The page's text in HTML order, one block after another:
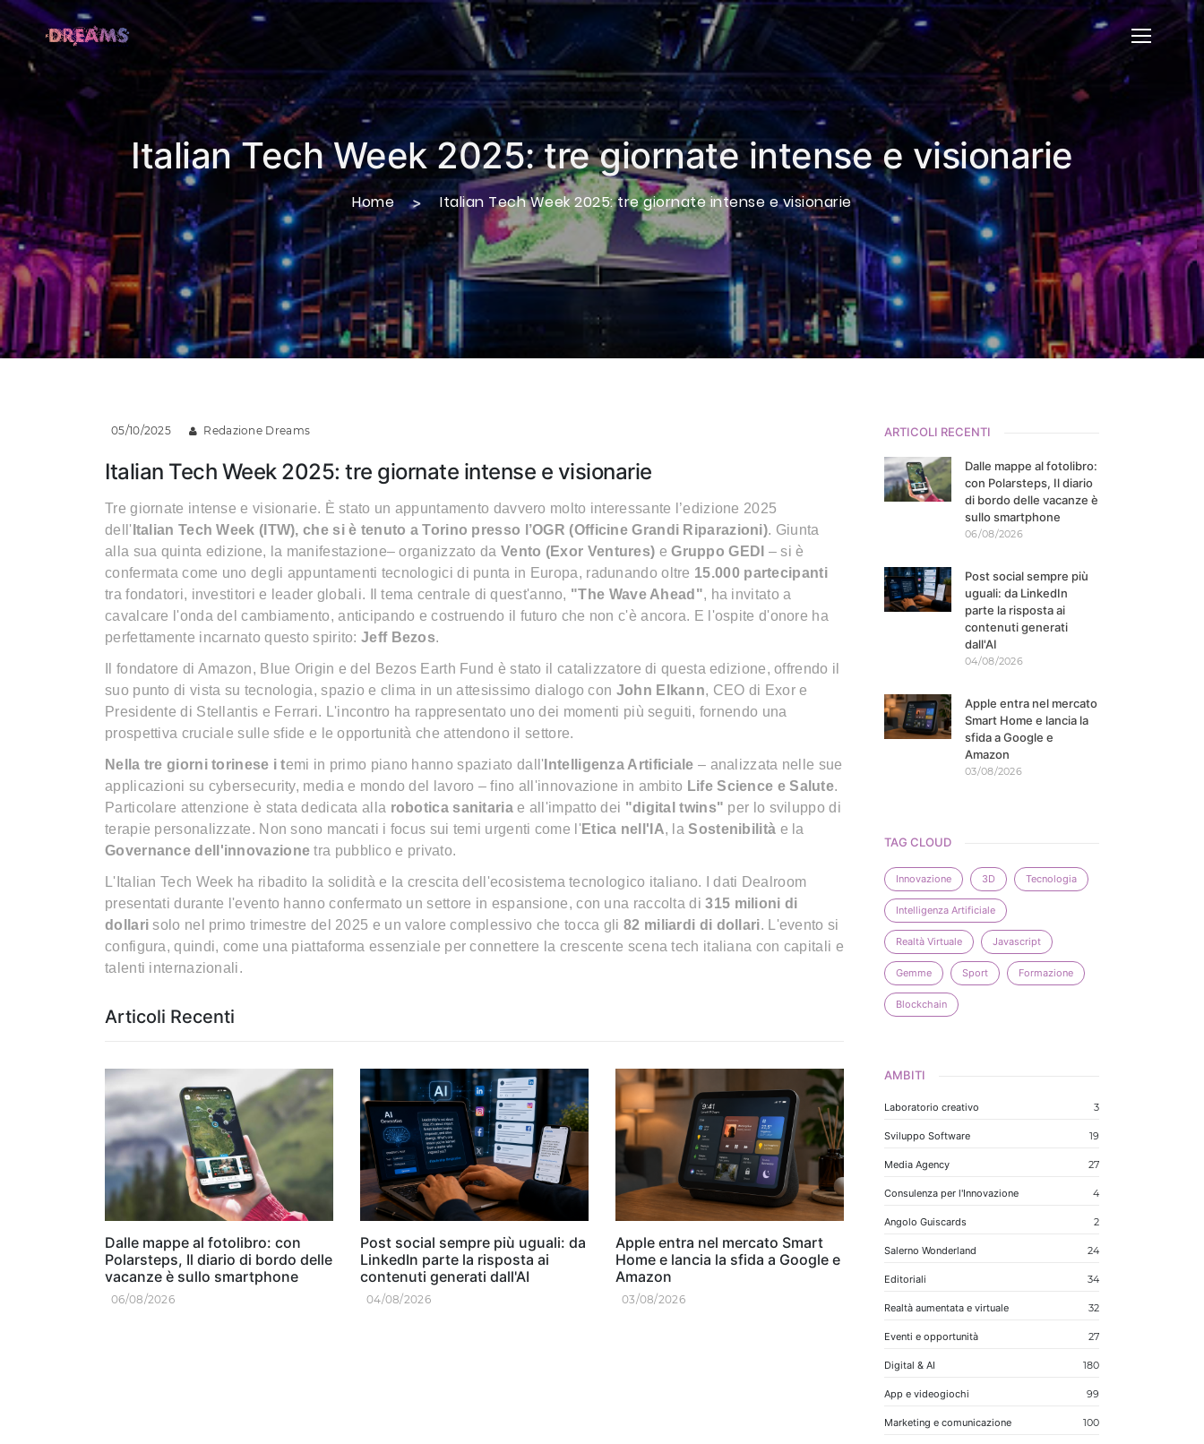
Italian Tech Week 2025: tre giornate intense e visionarie
Home Italian Tech Week 2025: tre giornate intense e visionarie
05/10/2025 Redazione Dreams
Italian Tech Week 2025: tre giornate intense e visionarie
Tre giornate intense e visionarie. È stato un appuntamento davvero molto interessante l’edizione 2025
dell' Italian Tech Week (ITW), che si è tenuto a Torino presso l’OGR (Officine Grandi Riparazioni). Giunta
alla sua quinta edizione, la manifestazione– organizzato da Vento (Exor Ventures) eGruppo GEDI – si è
confermata come uno degli appuntamenti tecnologici di punta in Europa, radunando oltre 15.000 partecipanti
tra fondatori, investitori e leader globali. Il tema centrale di quest'anno, "The Wave Ahead", ha invitato a
cavalcare l'onda del cambiamento, anticipando e costruendo il futuro che non c'è ancora. E l'ospite d'onore ha
perfettamente incarnato questo spirito: Jeff Bezos.
Il fondatore di Amazon, Blue Origin e del Bezos Earth Fund è stato il catalizzatore di questa edizione, offrendo il
suo punto di vista su tecnologia, spazio e clima in un attesissimo dialogo con John Elkann, CEO di Exor e
Presidente di Stellantis e Ferrari. L'incontro ha rappresentato uno dei momenti più seguiti, fornendo una
prospettiva cruciale sulle sfide e le opportunità che attendono il settore.
Nella tre giorni torinese i temi in primo piano hanno spaziato dall' Intelligenza Artificiale – analizzata nelle sue
applicazioni su cybersecurity, media e mondo del lavoro – fino all'innovazione in ambito Life Science e Salute.
Particolare attenzione è stata dedicata alla robotica sanitariae all'impatto dei "digital twins" per lo sviluppo di
terapie personalizzate. Non sono mancati i focus sui temi urgenti come l' Etica nell'IA, laSostenibilità e la
Governance dell'innovazione tra pubblico e privato.
L'Italian Tech Week ha ribadito la solidità e la crescita dell'ecosistema tecnologico italiano. I dati Dealroom
presentati durante l'evento hanno confermato un settore in espansione, con una raccolta di315 milioni di
dollari solo nel primo trimestre del 2025 e un valore complessivo che tocca gli82 miliardi di dollari. L'evento si
configura, quindi, come una piattaforma essenziale per connettere la crescente scena tech italiana con capitali e
talenti internazionali.
Articoli Recenti
Dalle mappe al fotolibro: con
Polarsteps, Il diario di bordo delle
vacanze è sullo smartphone
06/08/2026
Post social sempre più uguali: da
LinkedIn parte la risposta ai
contenuti generati dall'AI
04/08/2026
Apple entra nel mercato Smart
Home e lancia la sfida a Google e
Amazon
03/08/2026
ARTICOLI RECENTI
Dalle mappe al fotolibro:
con Polarsteps, Il diario
di bordo delle vacanze è
sullo smartphone
06/08/2026
Post social sempre più
uguali: da LinkedIn
parte la risposta ai
contenuti generati
dall'AI
04/08/2026
Apple entra nel mercato
Smart Home e lancia la
sfida a Google e
Amazon
03/08/2026
TAG CLOUD
Innovazione 3D Tecnologia
Intelligenza Artificiale
Realtà Virtuale Javascript
Gemme Sport Formazione
Blockchain
AMBITI
Laboratorio creativo 3
Sviluppo Software 19
Media Agency 27
Consulenza per l'Innovazione 4
Angolo Guiscards 2
Salerno Wonderland 24
Editoriali 34
Realtà aumentata e virtuale 32
Eventi e opportunità 27
Digital & AI 180
App e videogiochi 99
Marketing e comunicazione 100